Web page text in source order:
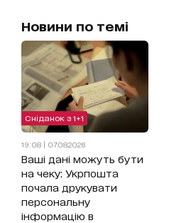
Новини по темі
Сніданок з 1+1
19:08 | 07.08.2026
Ваші дані можуть бути
на чеку: Укрпошта
почала друкувати
персональну
інформацію в